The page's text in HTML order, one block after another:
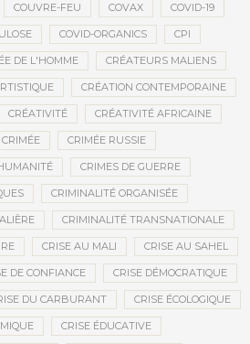
COUVRE-FEU COVAX COVID-19
COVID-ORGANICS CPI
DE L'HOMME CRÉATEURS MALIENS
CRÉATION CONTEMPORAINE
CRÉATIVITÉ CRÉATIVITÉ AFRICAINE
CRIMÉE CRIMÉE RUSSIE
CRIMES DE GUERRE
CRIMINALITÉ ORGANISÉE
CRIMINALITÉ TRANSNATIONALE
CRISE AU MALI CRISE AU SAHEL
DE CONFIANCE CRISE DÉMOCRATIQUE
DU CARBURANT CRISE ÉCOLOGIQUE
CRISE ÉDUCATIVE